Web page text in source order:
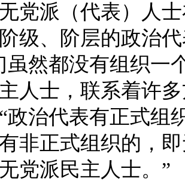
党派（代表）人
级、阶层的政治
虽然都没有组织一
人士，联系着许
政治代表有正式组
非正式组织的，
党派民主人士。”